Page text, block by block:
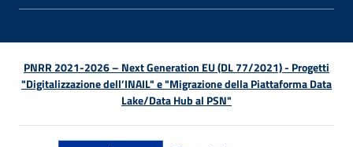
PNRR 2021-2026 – Next Generation EU (DL 77/2021) - Progetti
"Digitalizzazione dell’INAIL" e "Migrazione della Piattaforma Data
Lake/Data Hub al PSN"